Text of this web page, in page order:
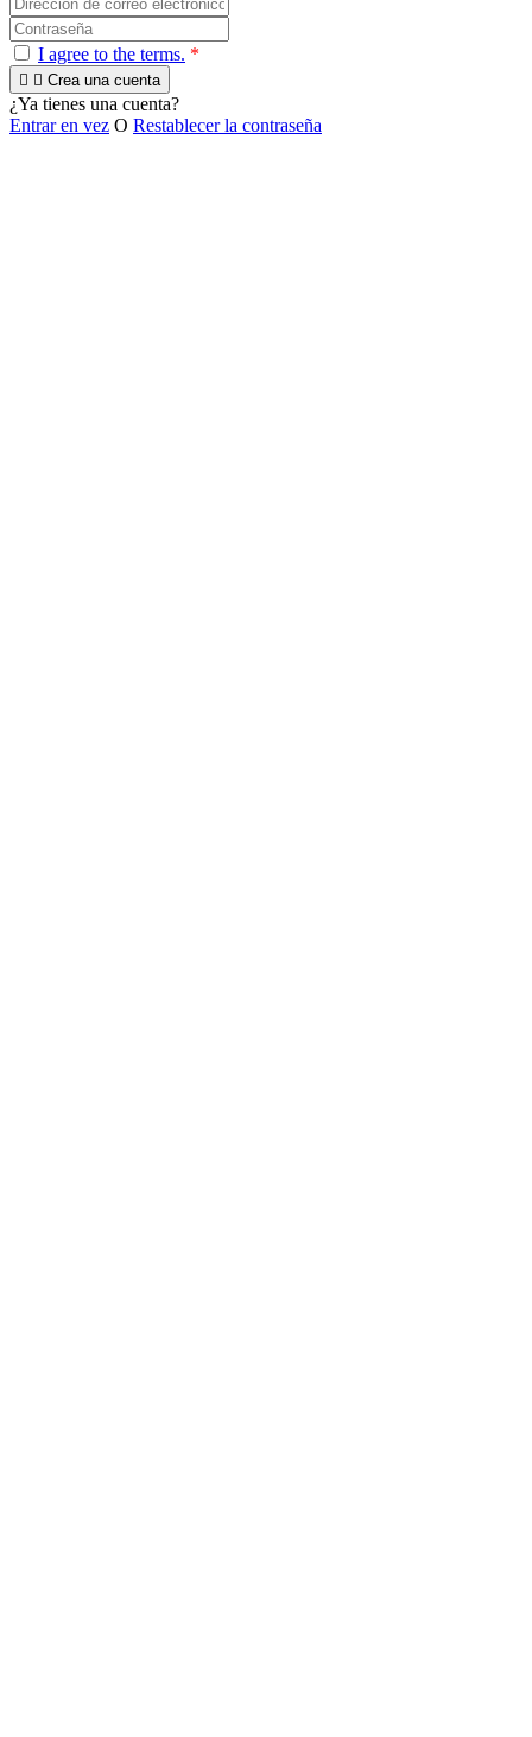
I agree to the terms. *
  Crea una cuenta
¿Ya tienes una cuenta?
Entrar en vez O Restablecer la contraseña